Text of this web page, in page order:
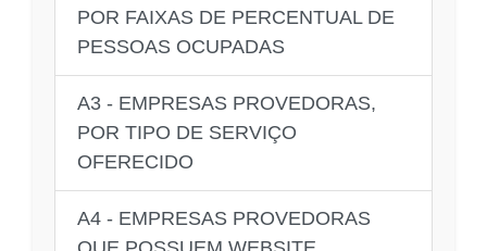
POR FAIXAS DE PERCENTUAL DE
PESSOAS OCUPADAS
A3 - EMPRESAS PROVEDORAS,
POR TIPO DE SERVIÇO
OFERECIDO
A4 - EMPRESAS PROVEDORAS